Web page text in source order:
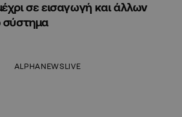
σε εισαγωγή και άλλων
σύστημα
ALPHANEWSLIVE